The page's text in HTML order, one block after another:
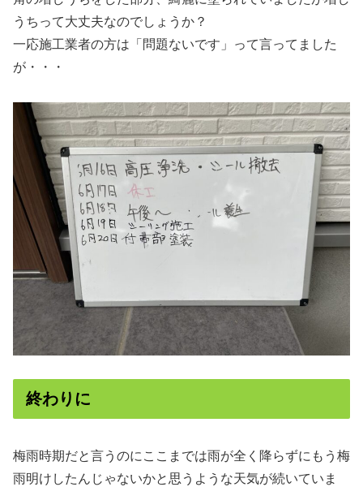
うちって大丈夫なのでしょうか？
一応施工業者の方は「問題ないです」って言ってました
が・・・
終わりに
梅雨時期だと言うのにここまでは雨が全く降らずにもう梅
雨明けしたんじゃないかと思うような天気が続いていま